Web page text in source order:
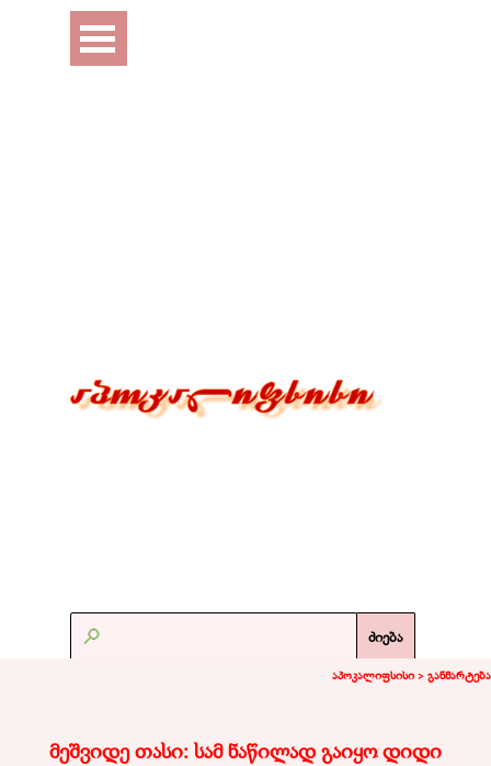
Перейти к контенту
Пропустить меню
ძიება
აპოკალიფსისი > განმარტება
მეშვიდე თასი: სამ ნაწილად გაიყო დიდი